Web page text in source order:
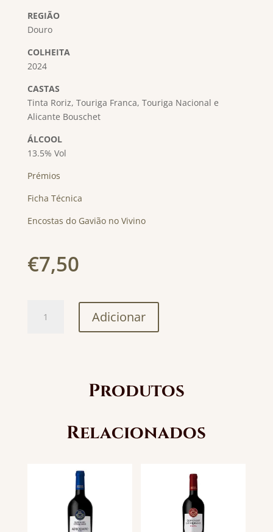
REGIÃO
Douro
COLHEITA
2024
CASTAS
Tinta Roriz, Touriga Franca, Touriga Nacional e
Alicante Bouschet
ÁLCOOL
13.5% Vol
Prémios
Ficha Técnica
Encostas do Gavião no Vivino
€7,50
Adicionar
Produtos
Relacionados